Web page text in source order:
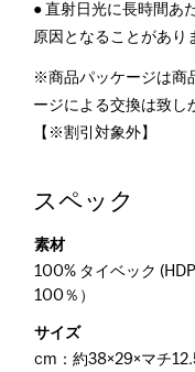
● 直射日光に長時間あ
原因となることがあり
※商品パッケージは商
ージによる交換は致し
【※割引対象外】
スペック
素材
100% タイベック
100％）
サイズ
cm：約38×29×マチ